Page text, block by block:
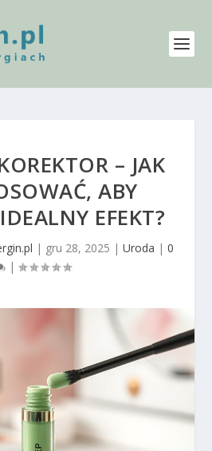
– JAK
ABY
EFEKT?
| gru 28, 2025 | Uroda | 0
|